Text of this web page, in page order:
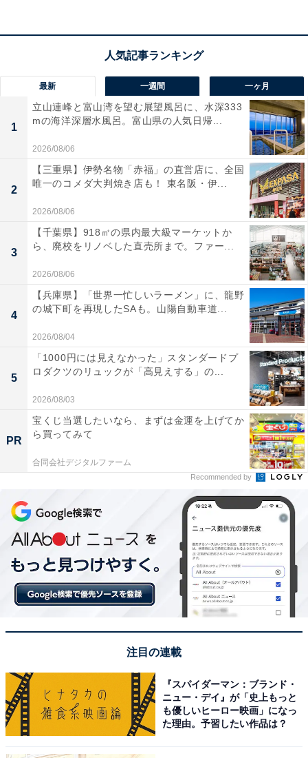
楽天トラベルでホテルを見る
「にごり湯の宿 赤城温泉ホテル」の口コミは？
「にごり湯の宿 赤城温泉ホテル」には、以下のような口
空き状況が分かる4つの貸切風呂でにごり湯を堪能
できる
地元の山の幸をふんだんに使った料理が美味しく満
スタッフの細やかな気配りや温かい接客に居心地が
良い
最新 一週間 一ヶ月
1
立山連峰と富山湾を望む展望風呂に、水深333
mの海洋深層水風呂。富山県の人気日帰...
2026/08/06
2
【三重県】伊勢名物「赤福」の直営店に、全国
唯一のコメダ大判焼き店も！ 東名阪・伊...
2026/08/06
3
【千葉県】918㎡の県内最大級マーケットか
ら、廃校をリノベした直売所まで。ファー...
2026/08/06
4
【兵庫県】「世界一忙しいラーメン」に、龍野
の城下町を再現したSAも。山陽自動車道...
2026/08/04
5
「1000円には見えなかった」スタンダードプ
ロダクツのリュックが「高見えする」の...
2026/08/03
PR
宝くじ当選したいなら、まずは金運を上げてか
ら買ってみて
合同会社デジタルファーム
Recommended by
注目の連載
『スパイダーマン：ブランド・
ニュー・デイ』が「史上もっと
も優しいヒーロー映画」になっ
た理由。予習したい作品は？